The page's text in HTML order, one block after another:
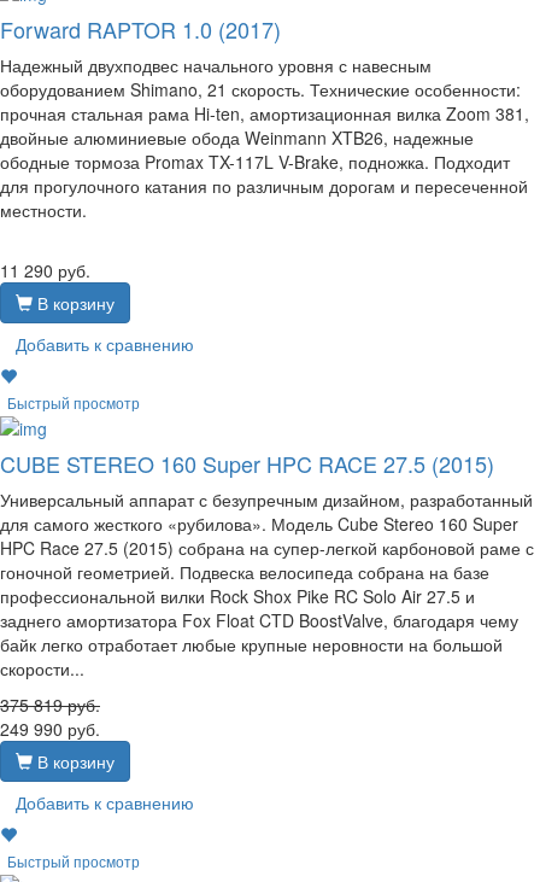
Forward RAPTOR 1.0 (2017)
Надежный двухподвес начального уровня с навесным
оборудованием Shimano, 21 скорость. Технические особенности:
прочная стальная рама Hi-ten, амортизационная вилка Zoom 381,
двойные алюминиевые обода Weinmann XTB26, надежные
ободные тормоза Promax TX-117L V-Brake, подножка. Подходит
для прогулочного катания по различным дорогам и пересеченной
местности.
11 290 руб.
В корзину
Добавить к сравнению
Быстрый просмотр
CUBE STEREO 160 Super HPC RACE 27.5 (2015)
Универсальный аппарат с безупречным дизайном, разработанный
для самого жесткого «рубилова». Модель Cube Stereo 160 Super
HPC Race 27.5 (2015) собрана на супер-легкой карбоновой раме с
гоночной геометрией. Подвеска велосипеда собрана на базе
профессиональной вилки Rock Shox Pike RC Solo Air 27.5 и
заднего амортизатора Fox Float CTD BoostValve, благодаря чему
байк легко отработает любые крупные неровности на большой
скорости...
375 819руб.
249 990 руб.
В корзину
Добавить к сравнению
Быстрый просмотр